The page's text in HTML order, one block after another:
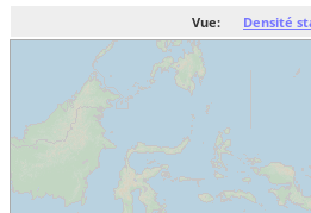
Vue: Densité